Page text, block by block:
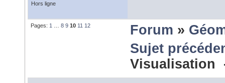
Hors ligne
Pages: 1 8 9 10 11 12 Forum »
Sujet